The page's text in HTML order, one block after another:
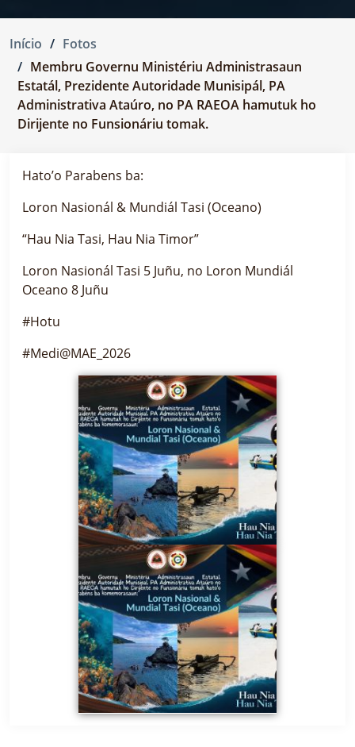
Início
Fotos
Membru Governu Ministériu Administrasaun
Estatál, Prezidente Autoridade Munisipál, PA
Administrativa Ataúro, no PA RAEOA hamutuk ho
Dirijente no Funsionáriu tomak.
Hato’o Parabens ba:
Loron Nasionál & Mundiál Tasi (Oceano)
“Hau Nia Tasi, Hau Nia Timor”
Loron Nasionál Tasi 5 Juñu, no Loron Mundiál
Oceano 8 Juñu
#Hotu
#Medi@MAE_2026